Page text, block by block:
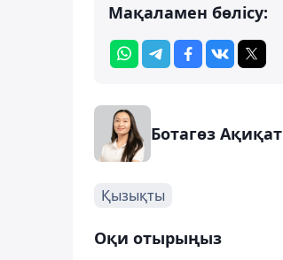
Мақаламен бөлісу:
Ботагөз Ақиқат
Қызықты
Оқи отырыңыз